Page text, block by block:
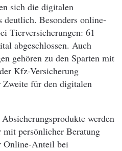
sich die digitalen
deutlich. Besonders online-
Tierversicherungen: 61
abgeschlossen. Auch
gehören zu den Sparten mit
Kfz-Versicherung
Zweite für den digitalen
werden
persönlicher Beratung
Online-Anteil bei